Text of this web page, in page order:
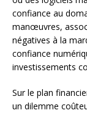
confiance au
manœuvres,
négatives à la
confiance
investissements
Sur le plan
un dilemme